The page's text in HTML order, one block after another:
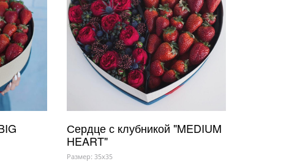
Сердце с клубникой "MEDIUM
HEART"
Размер: 35x35